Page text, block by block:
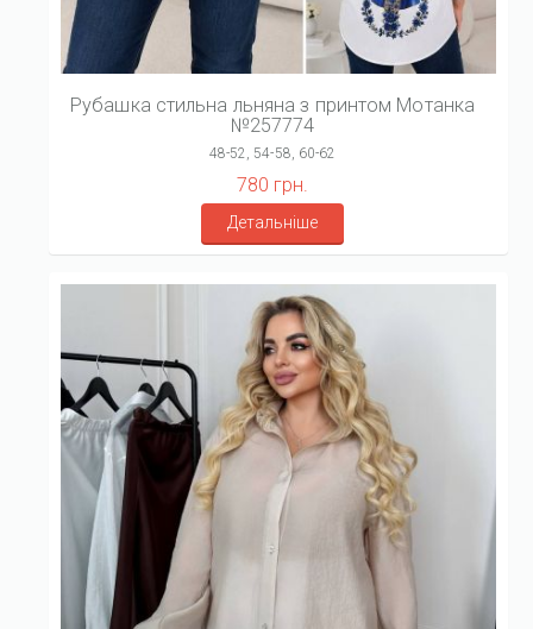
Рубашка стильна льняна з принтом Мотанка
№257774
48-52, 54-58, 60-62
780 грн.
Детальніше